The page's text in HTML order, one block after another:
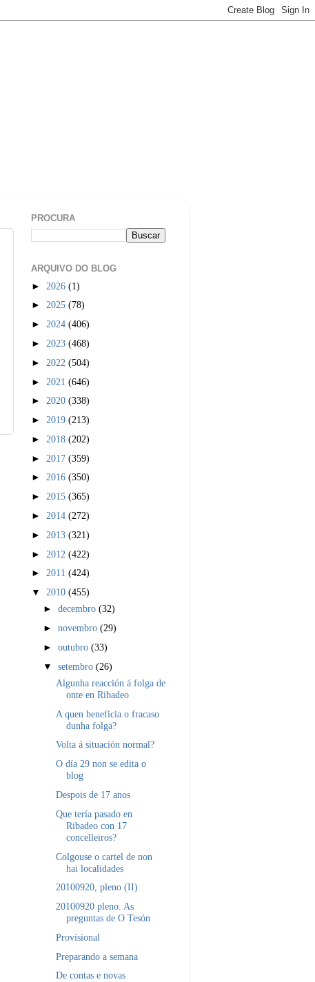
PROCURA
ARQUIVO DO BLOG
► 2026 (1)
► 2025 (78)
► 2024 (406)
► 2023 (468)
► 2022 (504)
► 2021 (646)
► 2020 (338)
► 2019 (213)
► 2018 (202)
► 2017 (359)
► 2016 (350)
► 2015 (365)
► 2014 (272)
► 2013 (321)
► 2012 (422)
► 2011 (424)
▼ 2010 (455)
►decembro(32)
►novembro(29)
►outubro(33)
▼setembro(26)
Algunha reacción á folga de
onte en Ribadeo
A quen beneficia o fracaso
dunha folga?
Volta á situación normal?
O día 29 non se edita o
blog
Despois de 17 anos
Que tería pasado en
Ribadeo con 17
concelleiros?
Colgouse o cartel de non
hai localidades
20100920, pleno (II)
20100920 pleno. As
preguntas de O Tesón
Provisional
Preparando a semana
De contas e novas